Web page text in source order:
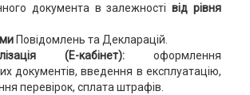
документа в залежностівід рівня
Повідомлень та Декларацій.
(Е-кабінет):оформлення
документів, введення в експлуатацію,
перевірок, сплата штрафів.